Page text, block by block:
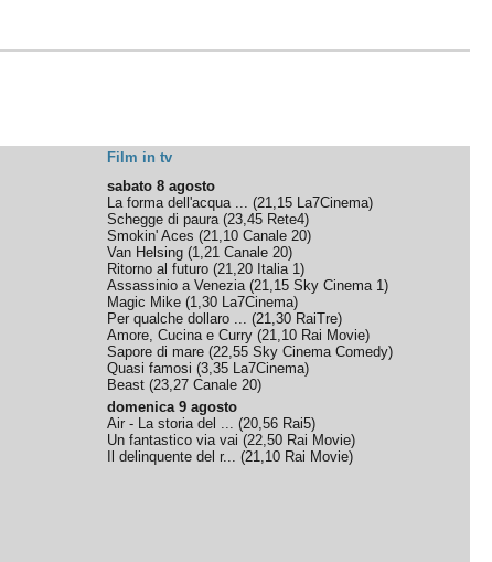
Film in tv
sabato 8 agosto
La forma dell'acqua ... (21,15 La7Cinema)
Schegge di paura(23,45 Rete4)
Smokin' Aces (21,10 Canale 20)
Van Helsing (1,21 Canale 20)
Ritorno al futuro (21,20 Italia 1)
Assassinio a Venezia(21,15 Sky Cinema 1)
Magic Mike (1,30 La7Cinema)
Per qualche dollaro ... (21,30 RaiTre)
Amore, Cucina e Curry (21,10 Rai Movie)
Sapore di mare (22,55 Sky Cinema Comedy)
Quasi famosi (3,35 La7Cinema)
Beast (23,27 Canale 20)
domenica 9 agosto
Air - La storia del ... (20,56 Rai5)
Un fantastico via vai (22,50 Rai Movie)
Il delinquente del r... (21,10 Rai Movie)